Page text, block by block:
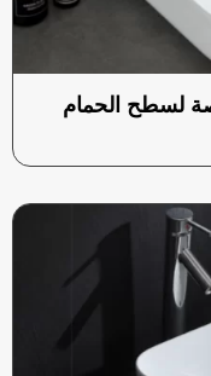
لسطح الحمام